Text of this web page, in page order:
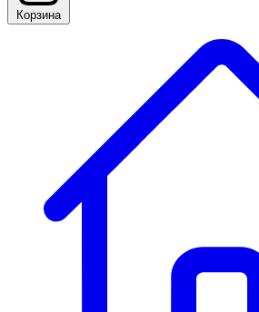
Корзина